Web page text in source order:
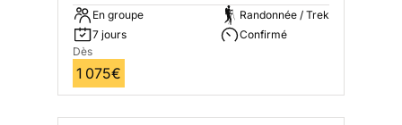
En groupe
7 jours
Randonnée / Trek
Confirmé
Dès
1 075€